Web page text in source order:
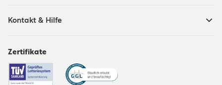
Kontakt & Hilfe
Zertifikate